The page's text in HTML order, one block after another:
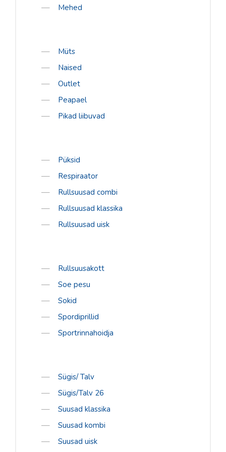
Mehed
Müts
Naised
Outlet
Peapael
Pikad liibuvad
Püksid
Respiraator
Rullsuusad combi
Rullsuusad klassika
Rullsuusad uisk
Rullsuusakott
Soe pesu
Sokid
Spordiprillid
Sportrinnahoidja
Sügis/ Talv
Sügis/Talv 26
Suusad klassika
Suusad kombi
Suusad uisk